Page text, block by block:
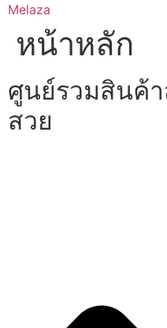
Skip
content
Melaza
หน้าหลัก
ศูนย์รวมสินค้
สวย